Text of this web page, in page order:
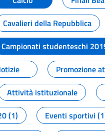
Cavalieri della Repubblica
Campionati studenteschi
Promozione
Attività istituzionale
(1) Eventi sportivi